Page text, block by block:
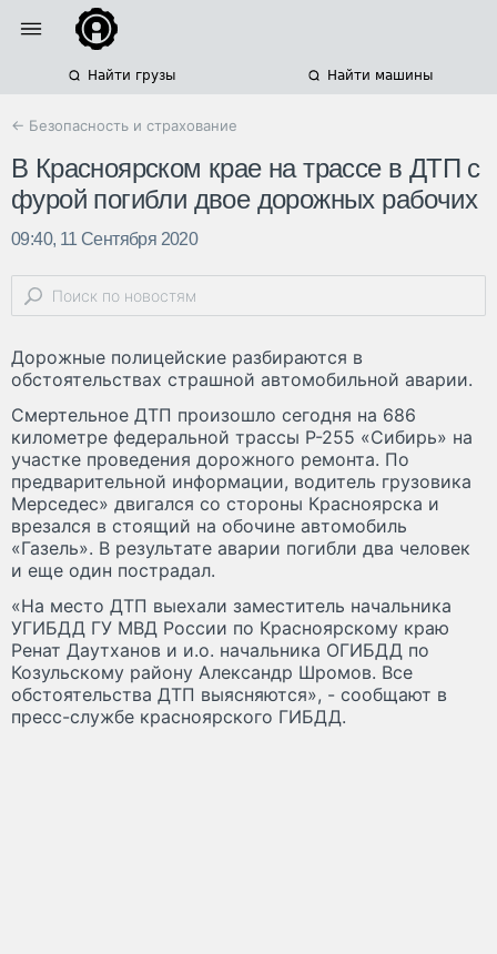
Найти грузы Найти машины
← Безопасность и страхование
В Красноярском крае на трассе в ДТП с
фурой погибли двое дорожных рабочих
09:40, 11 Сентября 2020
Дорожные полицейские разбираются в
обстоятельствах страшной автомобильной аварии.
Смертельное ДТП произошло сегодня на 686
километре федеральной трассы Р-255 «Сибирь» на
участке проведения дорожного ремонта. По
предварительной информации, водитель грузовика
Мерседес» двигался со стороны Красноярска и
врезался в стоящий на обочине автомобиль
«Газель». В результате аварии погибли два человек
и еще один пострадал.
«На место ДТП выехали заместитель начальника
УГИБДД ГУ МВД России по Красноярскому краю
Ренат Даутханов и и.о. начальника ОГИБДД по
Козульскому району Александр Шромов. Все
обстоятельства ДТП выясняются», - сообщают в
пресс-службе красноярского ГИБДД.